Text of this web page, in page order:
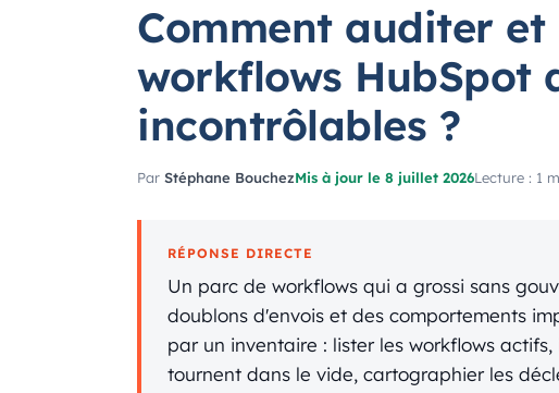
Comment auditer
workflows HubSpot
incontrôlables ?
Par Stéphane BouchezMis à jour le 8 juillet 2026Lecture : 1
RÉPONSE DIRECTE
Un parc de workflows qui a grossi sans
doublons d'envois et des comportements
par un inventaire : lister les workflows
tournent dans le vide, cartographier les